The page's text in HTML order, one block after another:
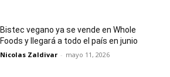
Bistec vegano ya se vende en Whole
Foods y llegará a todo el país en junio
Nicolas Zaldivar - mayo 11, 2026